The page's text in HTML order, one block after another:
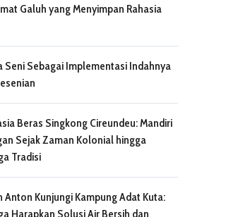
Galuh yang Menyimpan Rahasia
Seni Sebagai Implementasi Indahnya
Beras Singkong Cireundeu: Mandiri
Sejak Zaman Kolonial hingga
Tradisi
Anton Kunjungi Kampung Adat Kuta:
Harapkan Solusi Air Bersih dan